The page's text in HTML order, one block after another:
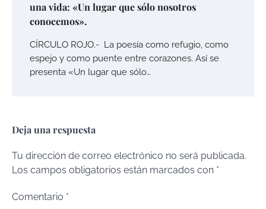
una vida: «Un lugar que sólo nosotros
conocemos».
CÍRCULO ROJO.- La poesía como refugio, como
espejo y como puente entre corazones. Así se
presenta «Un lugar que sólo…
Deja una respuesta
Tu dirección de correo electrónico no será publicada.
Los campos obligatorios están marcados con *
Comentario *